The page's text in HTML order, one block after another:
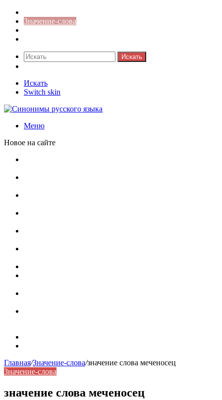
Значение-слова
Искать
Искать
Switch skin
Меню
Новое на сайте
Главная/Значение-слова/значение слова меченосец
Значение-слова
значение слова меченосец